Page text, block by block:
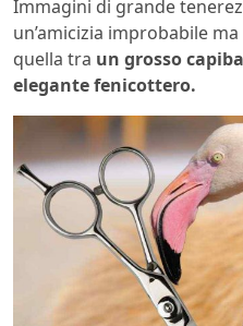
Immagini di grande
un’amicizia improbabile
quella tra un grosso
elegante fenicottero.